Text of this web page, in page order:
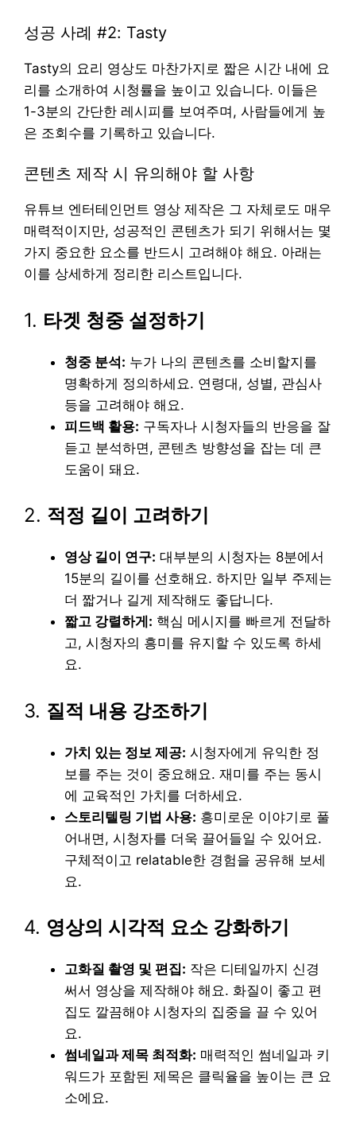
성공 사례 #2: Tasty
Tasty의 요리 영상도 마찬가지로 짧은 시간 내에 요
리를 소개하여 시청률을 높이고 있습니다. 이들은
1-3분의 간단한 레시피를 보여주며, 사람들에게 높
은 조회수를 기록하고 있습니다.
콘텐츠 제작 시 유의해야 할 사항
유튜브 엔터테인먼트 영상 제작은 그 자체로도 매우
매력적이지만, 성공적인 콘텐츠가 되기 위해서는 몇
가지 중요한 요소를 반드시 고려해야 해요. 아래는
이를 상세하게 정리한 리스트입니다.
1. 타겟 청중 설정하기
청중 분석: 누가 나의 콘텐츠를 소비할지를
명확하게 정의하세요. 연령대, 성별, 관심사
등을 고려해야 해요.
피드백 활용: 구독자나 시청자들의 반응을 잘
듣고 분석하면, 콘텐츠 방향성을 잡는 데 큰
도움이 돼요.
2. 적정 길이 고려하기
영상 길이 연구: 대부분의 시청자는 8분에서
15분의 길이를 선호해요. 하지만 일부 주제는
더 짧거나 길게 제작해도 좋답니다.
짧고 강렬하게: 핵심 메시지를 빠르게 전달하
고, 시청자의 흥미를 유지할 수 있도록 하세
요.
3. 질적 내용 강조하기
가치 있는 정보 제공: 시청자에게 유익한 정
보를 주는 것이 중요해요. 재미를 주는 동시
에 교육적인 가치를 더하세요.
스토리텔링 기법 사용: 흥미로운 이야기로 풀
어내면, 시청자를 더욱 끌어들일 수 있어요.
구체적이고 relatable한 경험을 공유해 보세
요.
4. 영상의 시각적 요소 강화하기
고화질 촬영 및 편집: 작은 디테일까지 신경
써서 영상을 제작해야 해요. 화질이 좋고 편
집도 깔끔해야 시청자의 집중을 끌 수 있어
요.
썸네일과 제목 최적화: 매력적인 썸네일과 키
워드가 포함된 제목은 클릭율을 높이는 큰 요
소에요.